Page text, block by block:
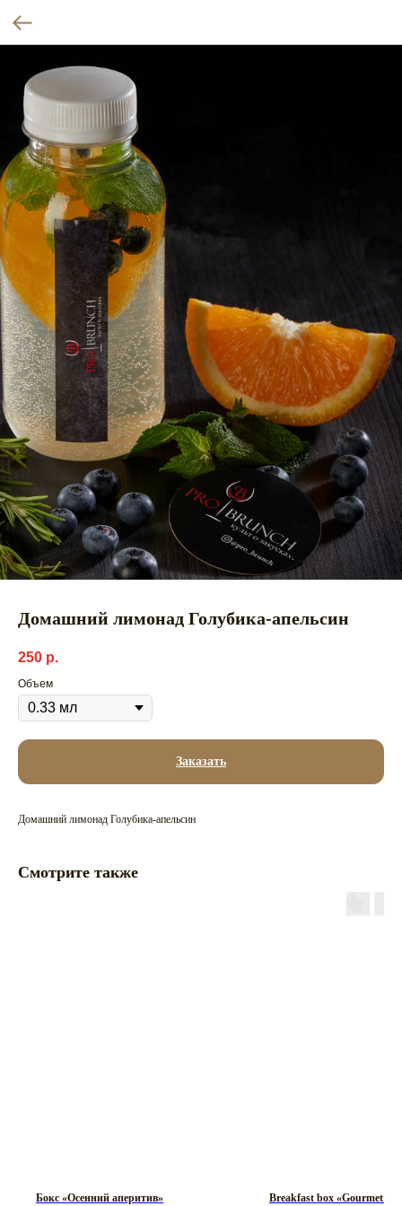
Домашний лимонад Голубика-апельсин
250 р.
Объем
Заказать
Домашний лимонад Голубика-апельсин
Смотрите также
Бокс «Осенний аперитив» Breakfast box «Gourmet»